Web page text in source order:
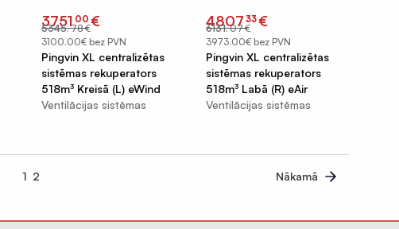
€
5345.78
Original
price
was:
€5345.78.
€
3751 00
Current
price
is:
€3751.00.
3100.00€ bez PVN
Pingvin XL centralizētas
sistēmas rekuperators
518m³ Kreisā (L) eWind
Ventilācijas sistēmas
€
6131.07
Original
price
was:
€6131.07.
€
4807 33
Current
price
is:
€4807.33.
3973.00€ bez PVN
Pingvin XL centralizētas
sistēmas rekuperators
518m³ Labā (R) eAir
Ventilācijas sistēmas
1 2 Nākamā